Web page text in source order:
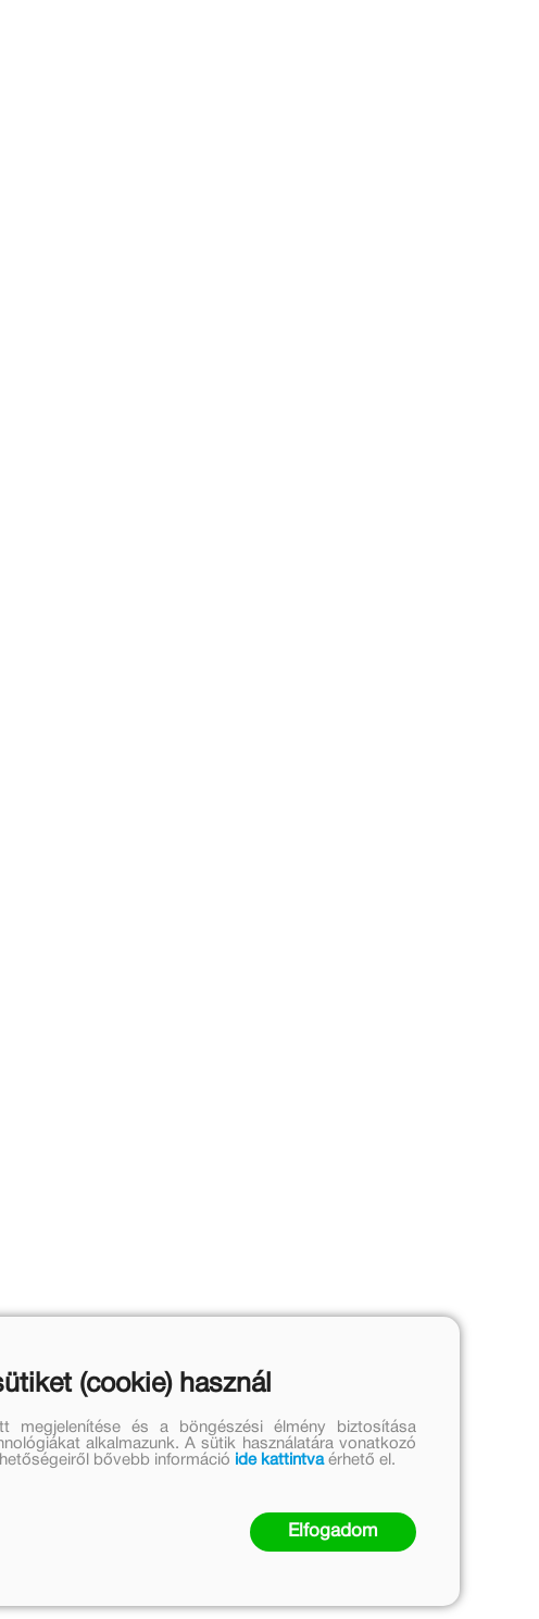
(cookie) használ
megjelenítése és a böngészési élmény biztosítása
alkalmazunk. A sütik használatára vonatkozó
bővebb információ ide kattintvaérhető el.
Elfogadom